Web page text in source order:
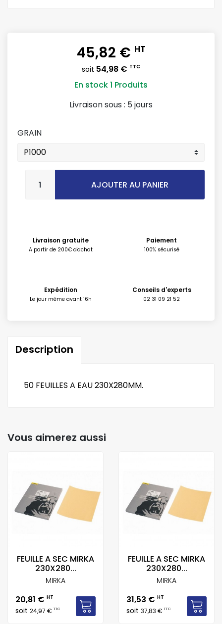
45,82 € HT
soit 54,98 € TTC
En stock1 Produits
Livraison sous : 5 jours
GRAIN
AJOUTER AU PANIER
Livraison gratuite
A partir de 200€ d'achat
Paiement
100% sécurisé
Expédition
Le jour même avant 16h
Conseils d'experts
02 31 09 21 52
Description
50 FEUILLES A EAU 230X280MM.
Vous aimerez aussi
FEUILLE A SEC MIRKA
230X280...
MIRKA
Prix
20,81 € HT
soit 24,97 €TTC
FEUILLE A SEC MIRKA
230X280...
MIRKA
Prix
31,53 € HT
soit 37,83 €TTC